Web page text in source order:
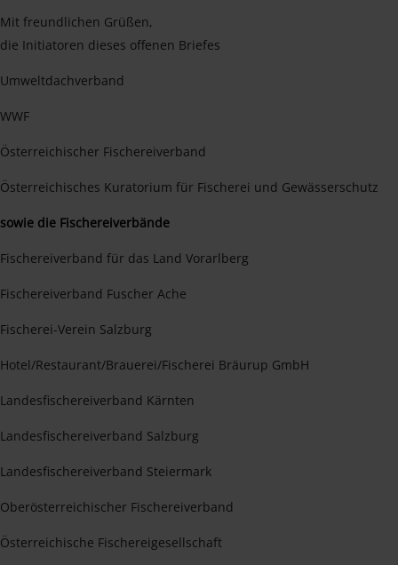
Mit freundlichen Grüßen,
die Initiatoren dieses offenen Briefes
Umweltdachverband
WWF
Österreichischer Fischereiverband
Österreichisches Kuratorium für Fischerei und Gewässerschutz
sowie die Fischereiverbände
Fischereiverband für das Land Vorarlberg
Fischereiverband Fuscher Ache
Fischerei-Verein Salzburg
Hotel/Restaurant/Brauerei/Fischerei Bräurup GmbH
Landesfischereiverband Kärnten
Landesfischereiverband Salzburg
Landesfischereiverband Steiermark
Oberösterreichischer Fischereiverband
Österreichische Fischereigesellschaft